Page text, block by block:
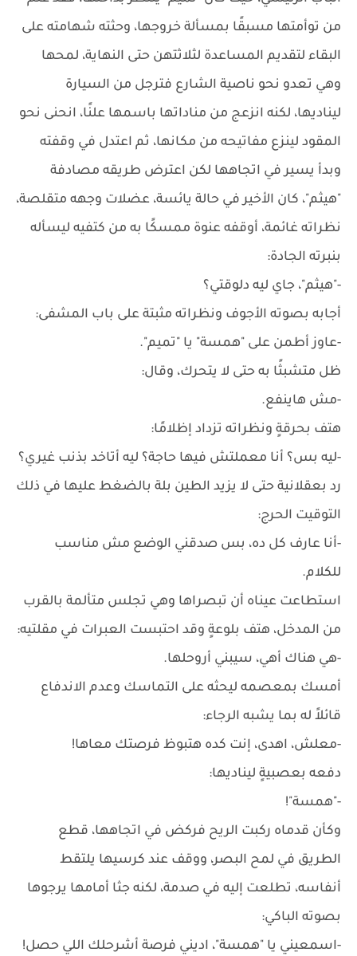
من توأمتها مسبقًا بمسألة خروجها، وحثته شهامته على
البقاء لتقديم المساعدة لثلاثتهن حتى النهاية، لمحها
وهي تعدو نحو ناصية الشارع فترجل من السيارة
ليناديها، لكنه انزعج من مناداتها باسمها علنًا، انحنى نحو
المقود لينزع مفاتيحه من مكانها، ثم اعتدل في وقفته
وبدأ يسير في اتجاهها لكن اعترض طريقه مصادفة
"هيثم"، كان الأخير في حالة يائسة، عضلات وجهه متقلصة،
نظراته غائمة، أوقفه عنوة ممسكًا به من كتفيه ليسأله
بنبرته الجادة:
-"هيثم"، جاي ليه دلوقتي؟
أجابه بصوته الأجوف ونظراته مثبتة على باب المشفى:
-عاوز أطمن على "همسة" يا "تميم".
ظل متشبثًا به حتى لا يتحرك، وقال:
-مش هاينفع.
هتف بحرقةٍ ونظراته تزداد إظلامًا:
-ليه بس؟ أنا معملتش فيها حاجة؟ ليه أتاخد بذنب غيري؟
رد بعقلانية حتى لا يزيد الطين بلة بالضغط عليها في ذلك
التوقيت الحرج:
-أنا عارف كل ده، بس صدقني الوضع مش مناسب
للكلام.
استطاعت عيناه أن تبصراها وهي تجلس متألمة بالقرب
من المدخل، هتف بلوعةٍ وقد احتبست العبرات في مقلتيه:
-هي هناك أهي، سيبني أروحلها.
أمسك بمعصمه ليحثه على التماسك وعدم الاندفاع
قائلاً له بما يشبه الرجاء:
-معلش، اهدى، إنت كده هتبوظ فرصتك معاها!
دفعه بعصبيةٍ ليناديها:
-"همسة"!
وكأن قدماه ركبت الريح فركض في اتجاهها، قطع
الطريق في لمح البصر، ووقف عند كرسيها يلتقط
أنفاسه، تطلعت إليه في صدمة، لكنه جثا أمامها يرجوها
بصوته الباكي:
-اسمعيني يا "همسة"، اديني فرصة أشرحلك اللي حصل!